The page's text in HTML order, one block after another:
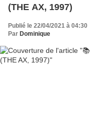
(THE AX, 1997)
Publié le 22/04/2021 à 04:30
Par Dominique